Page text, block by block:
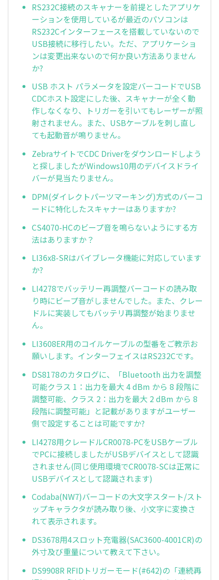
RS232C接続のスキャナーを前提としたアプリケ
ーションを使用しているが最近のパソコンは
RS232Cインターフェースを搭載していないので
USB接続に移行したい。ただ、アプリケーショ
ンは変更出来ないので何か良い方法ありません
か?
USB ホスト パラメータを設定バーコードでUSB
CDCホスト設定にした後、スキャナーが全く動
作しなくなり、トリガーを引いてもレーザーが照
射されません。また、USBケーブルを刺し直し
ても起動音が鳴りません。
ZebraサイトでCDC Driverをダウンロードしよう
と探しましたがWindows10用のデバイスドライ
バーが見当たりません。
DPM(ダイレクトパーツマーキング)方式のバーコ
ードに特化したスキャナーはありますか?
CS4070-HCのビープ音を鳴らないようにする方
法はありますか？
LI36x8-SRはバイブレータ機能に対応しています
か?
LI4278でバッテリー再調整バーコードの読み取
り時にビープ音がしませんでした。また、クレー
ドルに実装してもバッテリ再調整が始まりませ
ん。
LI3608ER用のコイルケーブルの型番をご教示お
願いします。インターフェイスはRS232Cです。
DS8178のカタログに、「Bluetooth 出力を調整
可能クラス 1：出力を最大 4 dBm から 8 段階に
調整可能、クラス 2：出力を最大 2 dBm から 8
段階に調整可能」と記載がありますがユーザー
側で設定することは可能ですか?
LI4278用クレードルCR0078-PCをUSBケーブル
でPCに接続しましたがUSBデバイスとして認識
されません(同じ使用環境でCR0078-SCは正常に
USBデバイスとして認識されます)
Codaba(NW7)バーコードの大文字スタート/スト
ップキャラクタが読み取り後、小文字に変換さ
れて表示されます。
DS3678用4スロット充電器(SAC3600-4001CR)の
外寸及び重量について教えて下さい。
DS9908R RFIDトリガーモード(#642)の「連続再